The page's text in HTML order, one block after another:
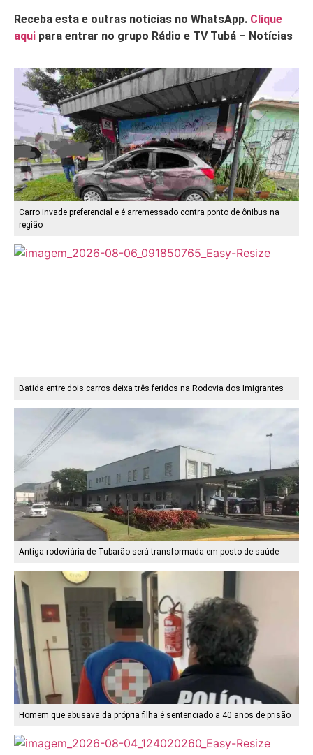
Receba esta e outras notícias no WhatsApp. Clique
aqui para entrar no grupo Rádio e TV Tubá – Notícias
Carro invade preferencial e é arremessado contra ponto de ônibus na
região
Batida entre dois carros deixa três feridos na Rodovia dos Imigrantes
Antiga rodoviária de Tubarão será transformada em posto de saúde
Homem que abusava da própria filha é sentenciado a 40 anos de prisão